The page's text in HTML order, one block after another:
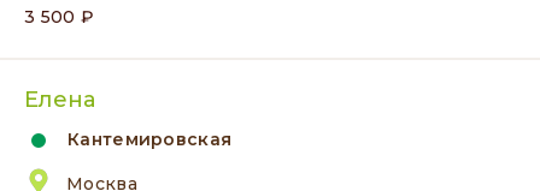
3 500 ₽
Елена
Кантемировская
Москва